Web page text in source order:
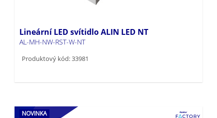
Lineární LED svítidlo ALIN LED NT
AL-MH-NW-RST-W-NT
Produktový kód: 33981
NOVINKA